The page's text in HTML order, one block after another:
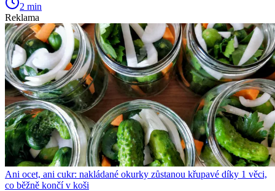
2 min
Reklama
Ani ocet, ani cukr: nakládané okurky zůstanou křupavé díky 1 věci,
co běžně končí v koši